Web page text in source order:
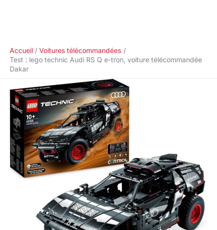
Accueil
Voitures télécommandées
Test : lego technic Audi RS Q e-tron, voiture télécommandée
Dakar